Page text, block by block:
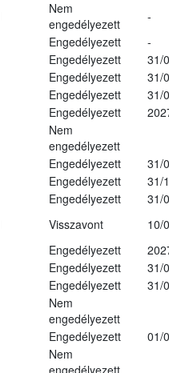
Nem
engedélyezett
-
Engedélyezett
-
Engedélyezett
31/
Engedélyezett
31/
Engedélyezett
31/
Engedélyezett
Nem
engedélyezett
Engedélyezett
31/
Engedélyezett
31/
Engedélyezett
31/
Visszavont
10/
Engedélyezett
Engedélyezett
31/
Engedélyezett
31/
Nem
engedélyezett
Engedélyezett
01/
Nem